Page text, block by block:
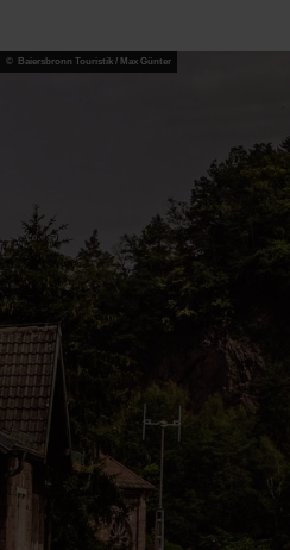
© Baiersbronn Touristik / Max Günter